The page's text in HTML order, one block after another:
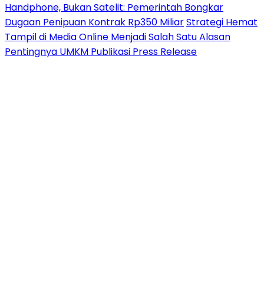
Handphone, Bukan Satelit: Pemerintah Bongkar
Dugaan Penipuan Kontrak Rp350 MiliarStrategi Hemat
Tampil di Media Online Menjadi Salah Satu Alasan
Pentingnya UMKM Publikasi Press Release